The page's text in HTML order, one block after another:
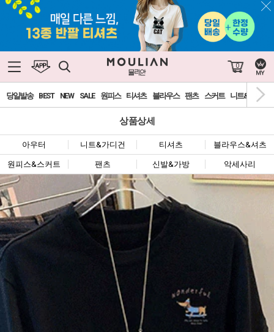
0
당일발송 BEST NEW SALE 원피스 티셔츠 블라우스 팬츠 스커트 니트&가디건
상품상세
아우터 니트&가디건 티셔츠 블라우스&셔츠
원피스&스커트 팬츠 신발&가방 악세사리